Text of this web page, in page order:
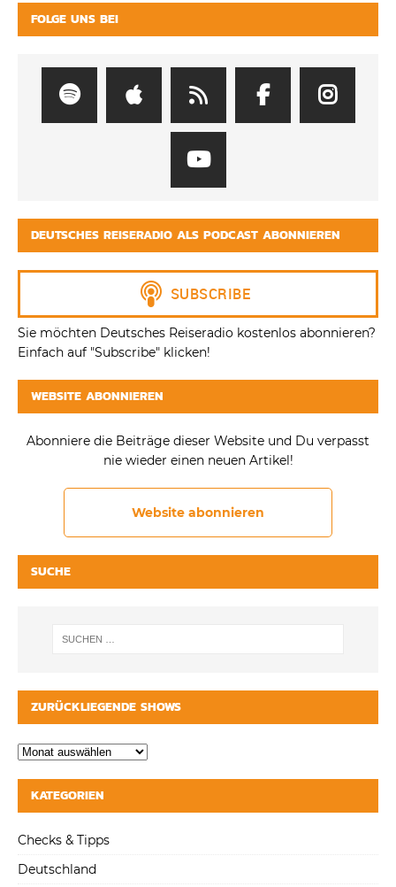
FOLGE UNS BEI
DEUTSCHES REISERADIO ALS PODCAST ABONNIEREN
Sie möchten Deutsches Reiseradio kostenlos abonnieren?
Einfach auf "Subscribe" klicken!
WEBSITE ABONNIEREN
Abonniere die Beiträge dieser Website und Du verpasst
nie wieder einen neuen Artikel!
Website abonnieren
SUCHE
ZURÜCKLIEGENDE SHOWS
KATEGORIEN
Checks & Tipps
Deutschland